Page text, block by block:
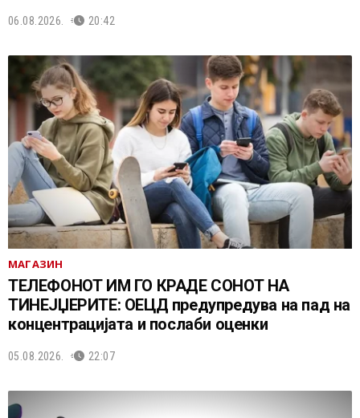
06.08.2026. 20:42
МАГАЗИН
ТЕЛЕФОНОТ ИМ ГО КРАДЕ СОНОТ НА
ТИНЕЈЏЕРИТЕ: ОЕЦД предупредува на пад на
концентрацијата и послаби оценки
05.08.2026. 22:07